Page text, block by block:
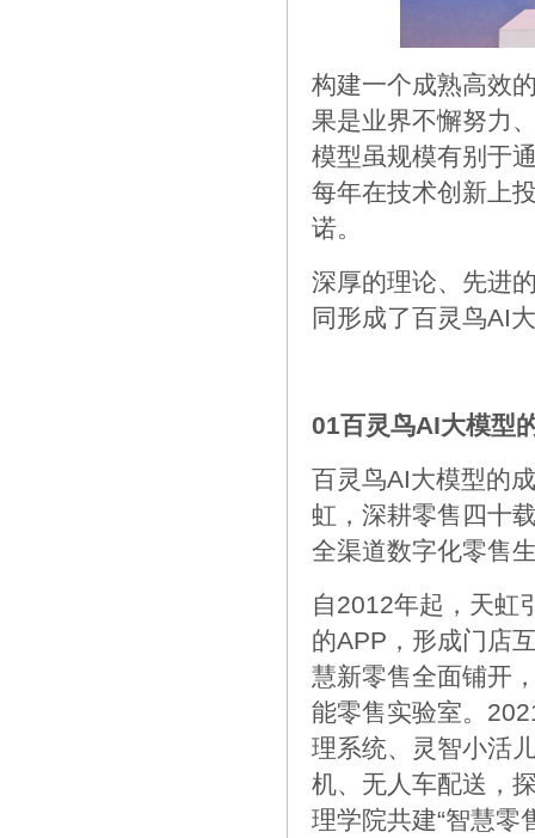
构建一个成熟高效
果是业界不懈努力
模型虽规模有别于
每年在技术创新上
诺。
深厚的理论、先进
同形成了百灵鸟AI
01百灵鸟AI大模型
百灵鸟AI大模型的
虹，深耕零售四十
全渠道数字化零售
自2012年起，天虹
的APP，形成门店
慧新零售全面铺开
能零售实验室。
理系统、灵智小活
机、无人车配送，
理学院共建“智慧零